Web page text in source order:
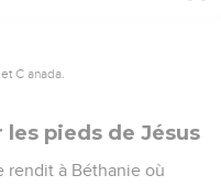
C anada.
pieds de Jésus
rendit à Béthanie où